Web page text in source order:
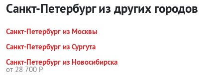
Санкт-Петербург из других городов
Санкт-Петербург из Москвы
Санкт-Петербург из Сургута
Санкт-Петербург из Новосибирска
от 28 700 Р